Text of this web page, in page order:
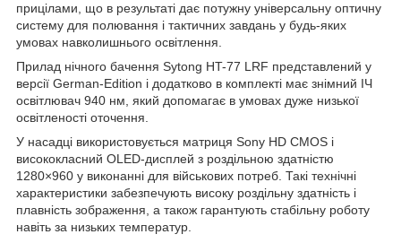
прицілами, що в результаті дає потужну універсальну оптичну
систему для полювання і тактичних завдань у будь-яких
умовах навколишнього освітлення.
Прилад нічного бачення Sytong HT-77 LRF представлений у
версії German-Edition і додатково в комплекті має знімний ІЧ
освітлювач 940 нм, який допомагає в умовах дуже низької
освітленості оточення.
У насадці використовується матриця Sony HD CMOS і
висококласний OLED-дисплей з роздільною здатністю
1280×960 у виконанні для військових потреб. Такі технічні
характеристики забезпечують високу роздільну здатність і
плавність зображення, а також гарантують стабільну роботу
навіть за низьких температур.